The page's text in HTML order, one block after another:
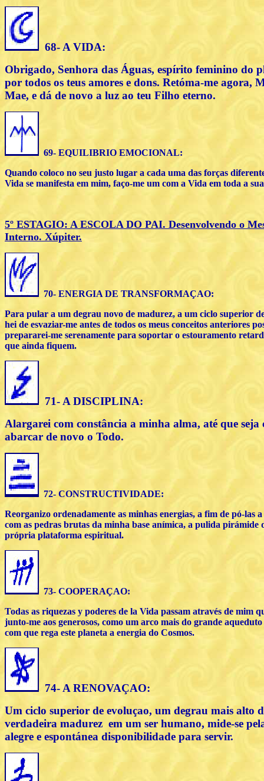
68- A VIDA:
Obrigado, Senhora das Águas, espírito feminino do
por todos os teus amores e dons. Retóma-me agora,
Mae, e dá de novo a luz ao teu Filho eterno.
69- EQUILIBRIO EMOCIONAL:
Quando coloco no seu justo lugar a cada uma das forças
Vida se manifesta em mim, faço-me um com a Vida em toda a
5º ESTAGIO: A ESCOLA DO PAI. Desenvolvendo o
Interno. Xúpiter.
70- ENERGIA DE TRANSFORMAÇAO:
Para pular a um degrau novo de madurez, a um ciclo superior
hei de esvaziar-me antes de todos os meus conceitos anteriores
prepararei-me serenamente para soportar o estouramento
que ainda fiquem.
71- A DISCIPLINA:
Alargarei com constância a minha alma, até que seja
abarcar de novo o Todo.
72- CONSTRUCTIVIDADE:
Reorganizo ordenadamente as minhas energias, a fim de pó-las
com as pedras brutas da minha base anímica, a pulida pirámide
própria plataforma espiritual.
73- COOPERAÇAO:
Todas as riquezas y poderes de la Vida passam através de mim
junto-me aos generosos, como um arco mais do grande
com que rega este planeta a energia do Cosmos.
74- A RENOVAÇAO:
Um ciclo superior de evoluçao, um degrau mais alto
verdadeira madurez em um ser humano, mide-se
alegre e espontánea disponibilidade para servir.